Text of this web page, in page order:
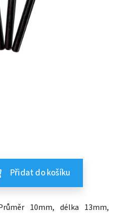
Přidat do košíku
10mm, délka 13mm,